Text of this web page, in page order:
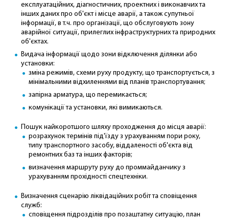
експлуатаційних, діагностичних, проектних і виконавчих та
інших даних про об'єкт і місце аварії, а також супутньої
інформації, в т.ч. про організації, що обслуговують зону
аварійної ситуації, прилеглих інфраструктурних та природних
об'єктах.
Видача інформації щодо зони відключення ділянки або
установки:
зміна режимів, схеми руху продукту, що транспортується, з
мінімальними відхиленнями від планів транспортування;
запірна арматура, що перемикається;
комунікації та установки, які вимикаються.
Пошук найкоротшого шляху проходження до місця аварії:
розрахунок термінів під'їзду з урахуванням пори року,
типу транспортного засобу, віддаленості об'єкта від
ремонтних баз та інших факторів;
визначення маршруту руху до проммайданчику з
урахуванням прохідності спецтехніки.
Визначення сценарію ліквідаційних робіт та сповіщення
служб:
сповіщення підрозділів про позаштатну ситуацію, план